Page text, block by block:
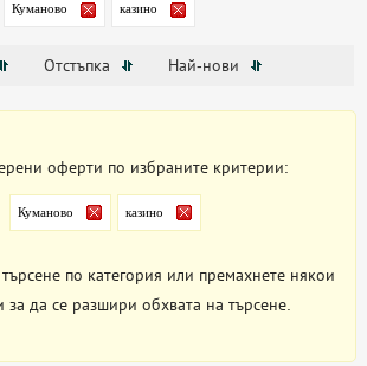
Куманово казино
Отстъпка Най-нови
оферти по избраните критерии:
Куманово казино
по категория или премахнете някои
за да се разшири обхвата на търсене.